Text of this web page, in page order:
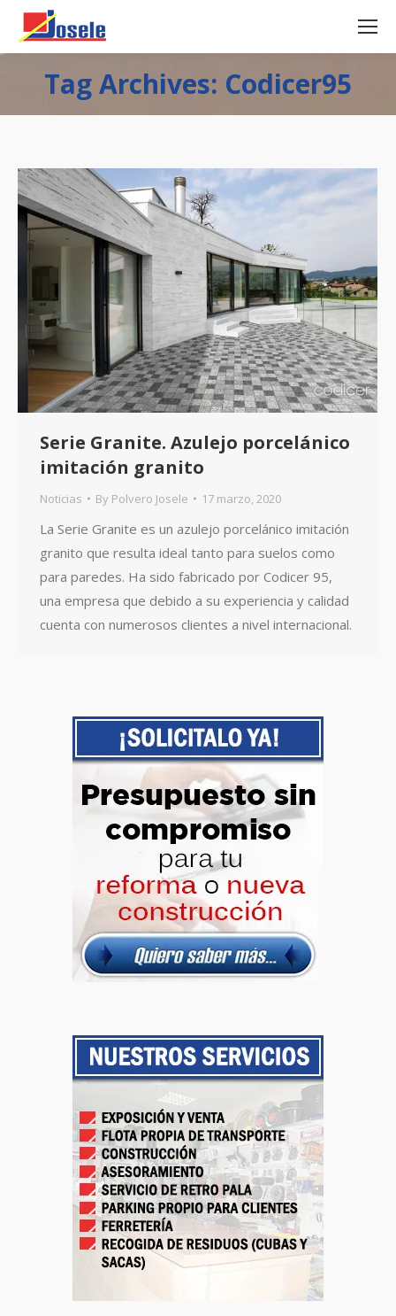
Tag Archives: Codicer95
Serie Granite. Azulejo porcelánico
imitación granito
Noticias By Polvero Josele 17 marzo, 2020
La Serie Granite es un azulejo porcelánico imitación
granito que resulta ideal tanto para suelos como
para paredes. Ha sido fabricado por Codicer 95,
una empresa que debido a su experiencia y calidad
cuenta con numerosos clientes a nivel internacional.